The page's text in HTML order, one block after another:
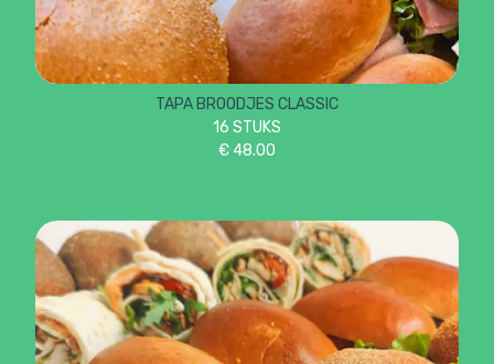
TAPA BROODJES CLASSIC
16 STUKS
€ 48.00